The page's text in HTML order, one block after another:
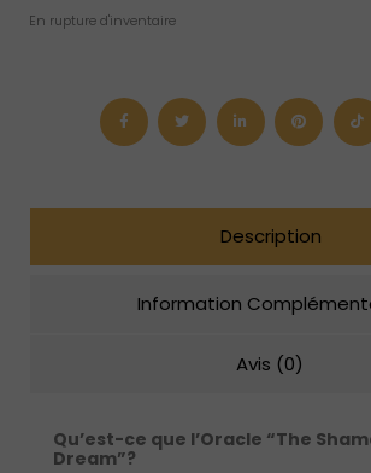
En rupture d'inventaire
Description
Information
Avis (0)
Qu’est-ce que l’Oracle “The
Dream”?